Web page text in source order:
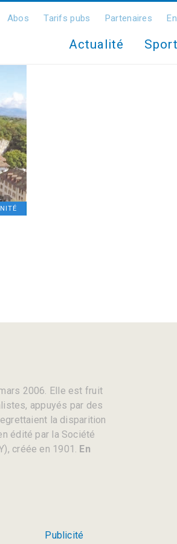
Abos Tarifs pubs Partenaires
Actualité Sport
2006. Elle est fruit
appuyés par des
la disparition
édité par la Société
créée en 1901. En
Publicité